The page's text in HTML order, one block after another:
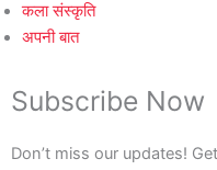
कला संस्कृति
अपनी बात
Subscribe Now
Don’t miss our updates!